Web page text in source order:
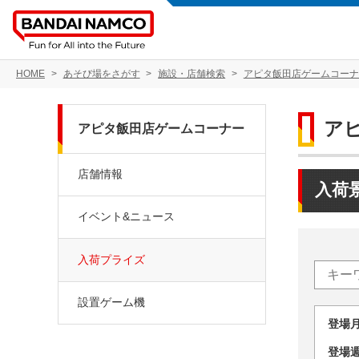
HOME あそび場をさがす 施設・店舗検索 アピタ飯田店ゲームコー
ア
入荷
登
登
アピタ飯田店ゲームコーナー
店舗情報
イベント&ニュース
入荷プライズ
設置ゲーム機